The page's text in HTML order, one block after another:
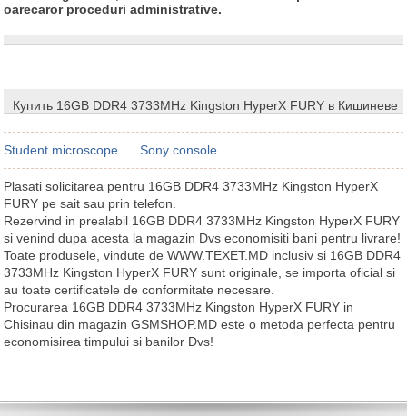
oarecaror proceduri administrative.
Купить 16GB DDR4 3733MHz Kingston HyperX FURY в Кишиневе
Student microscope Sony console
Plasati solicitarea pentru 16GB DDR4 3733MHz Kingston HyperX
FURY pe sait sau prin telefon.
Rezervind in prealabil 16GB DDR4 3733MHz Kingston HyperX FURY
si venind dupa acesta la magazin Dvs economisiti bani pentru livrare!
Toate produsele, vindute de WWW.TEXET.MD inclusiv si 16GB DDR4
3733MHz Kingston HyperX FURY sunt originale, se importa oficial si
au toate certificatele de conformitate necesare.
Procurarea 16GB DDR4 3733MHz Kingston HyperX FURY in
Chisinau din magazin GSMSHOP.MD este o metoda perfecta pentru
economisirea timpului si banilor Dvs!